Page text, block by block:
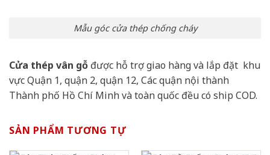
Mẫu góc cửa thép chống cháy
Cửa thép vân gỗ được hỗ trợ giao hàng và lắp đặt khu
vực Quận 1, quận 2, quận 12, Các quận nội thành
Thành phố Hồ Chí Minh và toàn quốc đều có ship COD.
SẢN PHẨM TƯƠNG TỰ